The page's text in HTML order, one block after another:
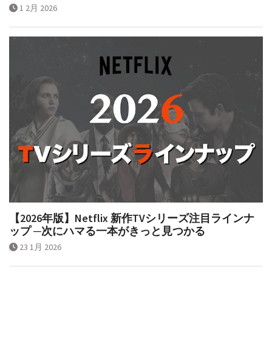
1 2月 2026
【2026年版】Netflix 新作TVシリーズ注目ラインナ
ップ ─次にハマる一本がきっと見つかる
23 1月 2026